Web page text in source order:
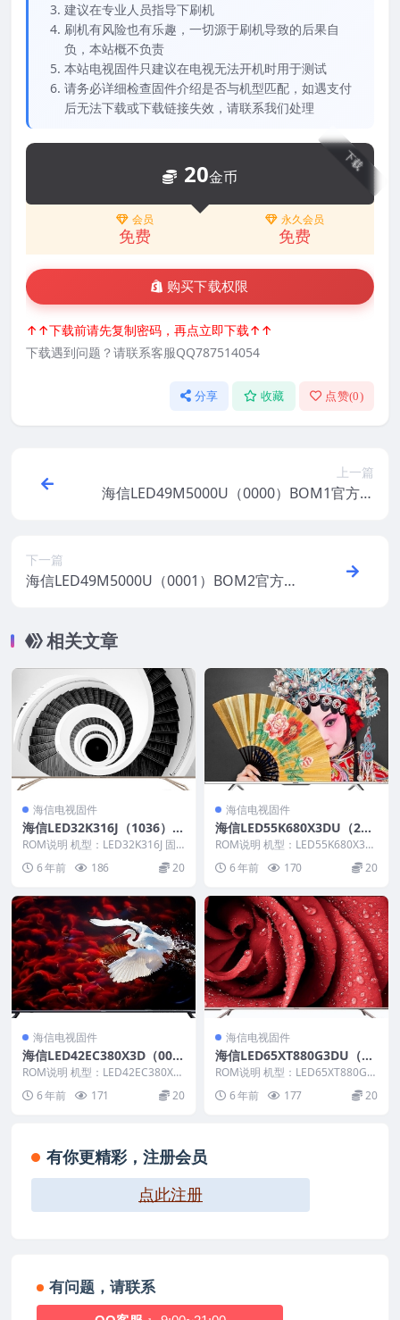
建议在专业人员指导下刷机
刷机有风险也有乐趣，一切源于刷机导致的后果自
负，本站概不负责
本站电视固件只建议在电视无法开机时用于测试
请务必详细检查固件介绍是否与机型匹配，如遇支付
后无法下载或下载链接失效，请联系我们处理
下载
20金币
会员
免费
永久会员
免费
购买下载权限
↑↑下载前请先复制密码，再点立即下载↑↑
下载遇到问题？请联系客服QQ787514054
分享 收藏 点赞(0)
上一篇
海信LED49M5000U（0000）BOM1官方原
下一篇
海信LED49M5000U（0001）BOM2官方原
相关文章
海信电视固件
海信LED32K316J（1036）B
OM6_C007_20111210官方
原厂USB刷机电视固件包
ROM说明 机型：LED32K316J 固
件版本：（1036） BOM：6 海
信...6 年前 186 20
海信电视固件
海信LED55K680X3DU（200
1）BOM3官方原厂USB刷机
电视固件包
ROM说明 机型：LED55K680X3D
U 固件版本：（2001） BOM：
3... 6 年前 170 20
海信电视固件
海信LED42EC380X3D（000
0）BOM1_20120926官方原
厂USB刷机电视固件包
ROM说明 机型：LED42EC380X3
D 固件版本：（0000） BOM：
1... 6 年前 171 20
海信电视固件
海信LED65XT880G3DU（10
00）BOM1_C002_20131108
官方原厂USB刷机电视固件包
ROM说明 机型：LED65XT880G3
M：...6 年前 177 20
有你更精彩，注册会员
点此注册
有问题，请联系